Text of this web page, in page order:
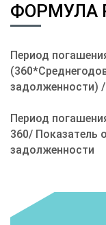
ФОРМУЛА
Период
задолженности)
Период
360/ Показатель
задолженности